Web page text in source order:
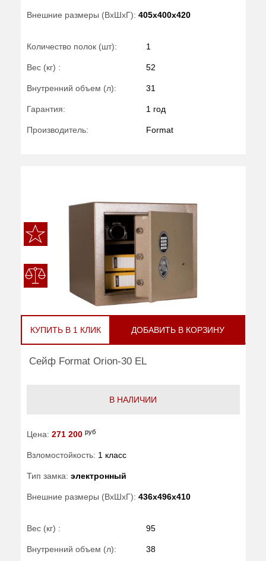
Внешние размеры (ВхШхГ): 405x400x420
Количество полок (шт): 1
Вес (кг) : 52
Внутренний объем (л): 31
Гарантия: 1 год
Производитель: Format
КУПИТЬ В 1 КЛИК ДОБАВИТЬ В КОРЗИНУ
Сейф Format Orion-30 EL
В НАЛИЧИИ
Цена: 271 200 руб
Взломостойкость: 1 класс
Тип замка: электронный
Внешние размеры (ВхШхГ): 436x496x410
Вес (кг) : 95
Внутренний объем (л): 38